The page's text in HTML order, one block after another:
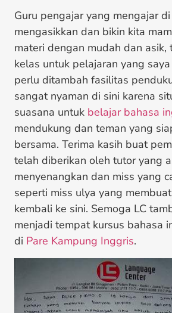
Guru pengajar yang mengajar
mengasikkan dan bikin kita
materi dengan mudah dan asik,
kelas untuk pelajaran yang
perlu ditambah fasilitas
sangat nyaman di sini karena
suasana untuk belajar bahasa
mendukung dan teman yang
bersama. Terima kasih buat
telah diberikan oleh tutor yang
menyenangkan dan miss yang
seperti miss ulya yang
kembali ke sini. Semoga LC
menjadi tempat kursus bahasa
di Pare Kampung Inggris.